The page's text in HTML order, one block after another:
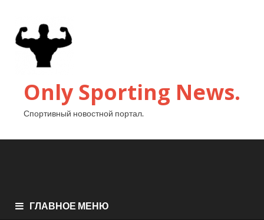
Only Sporting News.
Спортивный новостной портал.
ГЛАВНОЕ МЕНЮ